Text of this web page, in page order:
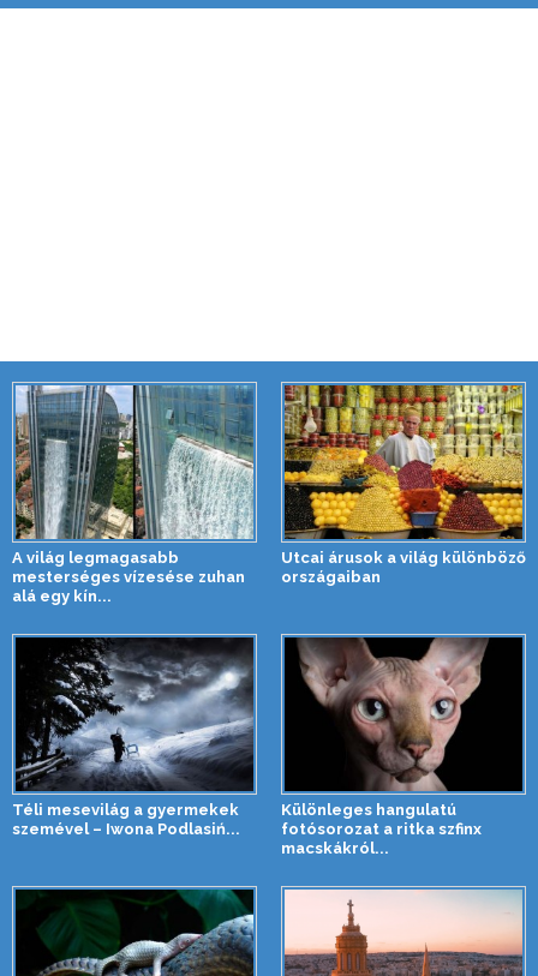
A világ legmagasabb
mesterséges vízesése zuhan
alá egy kín...
Utcai árusok a világ különböző
országaiban
Téli mesevilág a gyermekek
szemével – Iwona Podlasiń...
Különleges hangulatú
fotósorozat a ritka szfinx
macskákról...